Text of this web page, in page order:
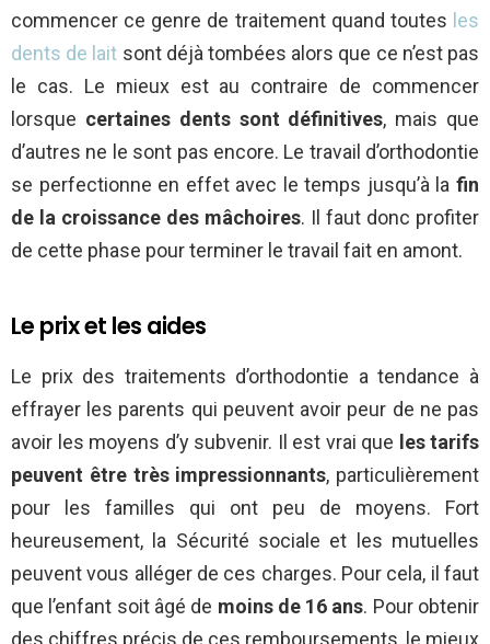
commencer ce genre de traitement quand toutes les
dents de lait sont déjà tombées alors que ce n’est pas
le cas. Le mieux est au contraire de commencer
lorsque certaines dents sont définitives, mais que
d’autres ne le sont pas encore. Le travail d’orthodontie
se perfectionne en effet avec le temps jusqu’à la fin
de la croissance des mâchoires. Il faut donc profiter
de cette phase pour terminer le travail fait en amont.
Le prix et les aides
Le prix des traitements d’orthodontie a tendance à
effrayer les parents qui peuvent avoir peur de ne pas
avoir les moyens d’y subvenir. Il est vrai que les tarifs
peuvent être très impressionnants, particulièrement
pour les familles qui ont peu de moyens. Fort
heureusement, la Sécurité sociale et les mutuelles
peuvent vous alléger de ces charges. Pour cela, il faut
que l’enfant soit âgé de moins de 16 ans. Pour obtenir
des chiffres précis de ces remboursements, le mieux